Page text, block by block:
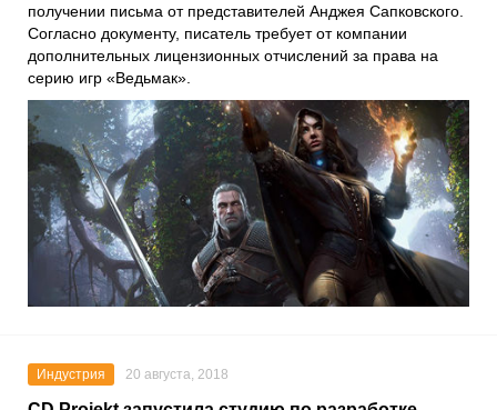
получении письма от представителей Анджея Сапковского.
Согласно документу, писатель требует от компании
дополнительных лицензионных отчислений за права на
серию игр «Ведьмак».
Индустрия 20 августа, 2018